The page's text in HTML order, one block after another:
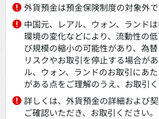
外貨預金は預金保険制度の対象外で
中国元、レアル、ウォン、ランド
環境の変化などにより、流動性の
び規模の縮小の可能性があり、為
リスクやお取引を停止する場合が
ル、ウォン、ランドのお取引にあ
がある点をご理解のうえ、お取引く
詳しくは、外貨預金の詳細および
ご確認いただき、お取引ください。